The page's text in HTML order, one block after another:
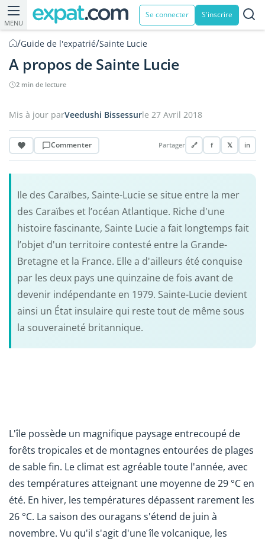
MENU
Se connecter S'inscrire
/Guide de l'expatrié/Sainte Lucie
A propos de Sainte Lucie
2 min de lecture
Mis à jour parVeedushi Bissessurle 27 Avril 2018
Commenter Partager 🔗 f 𝕏 in
Ile des Caraïbes, Sainte-Lucie se situe entre la mer
des Caraïbes et l’océan Atlantique. Riche d'une
histoire fascinante, Sainte Lucie a fait longtemps fait
l’objet d'un territoire contesté entre la Grande-
Bretagne et la France. Elle a d'ailleurs été conquise
par les deux pays une quinzaine de fois avant de
devenir indépendante en 1979. Sainte-Lucie devient
ainsi un État insulaire qui reste tout de même sous
la souveraineté britannique.
L'île possède un magnifique paysage entrecoupé de
forêts tropicales et de montagnes entourées de plages
de sable fin. Le climat est agréable toute l'année, avec
des températures atteignant une moyenne de 29 °C en
été. En hiver, les températures dépassent rarement les
26 °C. La saison des ouragans s'étend de juin à
novembre. Vu qu'il s'agit d'une île volcanique, les